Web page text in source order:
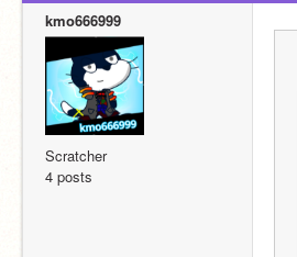
kmo666999
Scratcher
4 posts